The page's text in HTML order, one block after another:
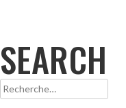
SEARCH
Rechercher :